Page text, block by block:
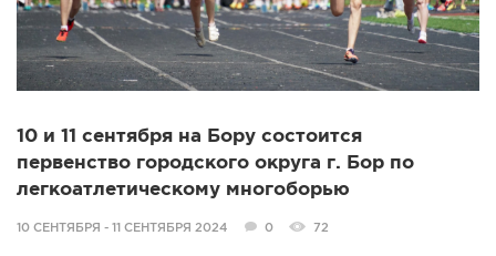
10 и 11 сентября на Бору состоится
первенство городского округа г. Бор по
легкоатлетическому многоборью
10 СЕНТЯБРЯ - 11 СЕНТЯБРЯ 2024 0 72